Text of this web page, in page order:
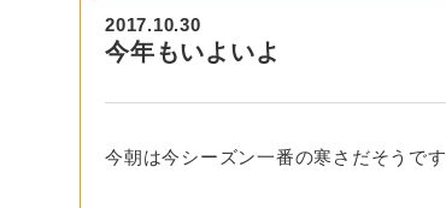
2017.10.30
今年もいよいよ
今朝は今シーズン一番の寒さだそうです